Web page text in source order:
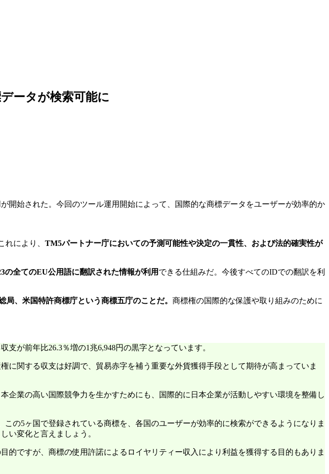
ータが検索可能に
開始された。今回のツール運用開始によって、国際的な商標データをユーザーが効率的か
により、 TM5パートナー庁においての予測可能性や決定の一貫性、および法的確実性が
全てのEU公用語に翻訳された情報が利用 できる仕組みだ。今後すべてのIDでの翻訳を利
、米国特許商標庁という商標五庁のことだ。 商標権の国際的な保護や取り組みのために
が前年比26.3％増の1兆6,948円の黒字となっています。
関する収支は好調で、貿易赤字を補う重要な外貨獲得手段として期待が高まっていま
業の高い国際競争力を生かすためにも、国際的に日本企業が活動しやすい環境を整備し
の5ヶ国で登録されている商標を、各国のユーザーが効率的に検索ができるようになりま
い変化と言えましょう。
ですが、商標の使用許諾によるロイヤリティー収入により利益を獲得する目的もありま